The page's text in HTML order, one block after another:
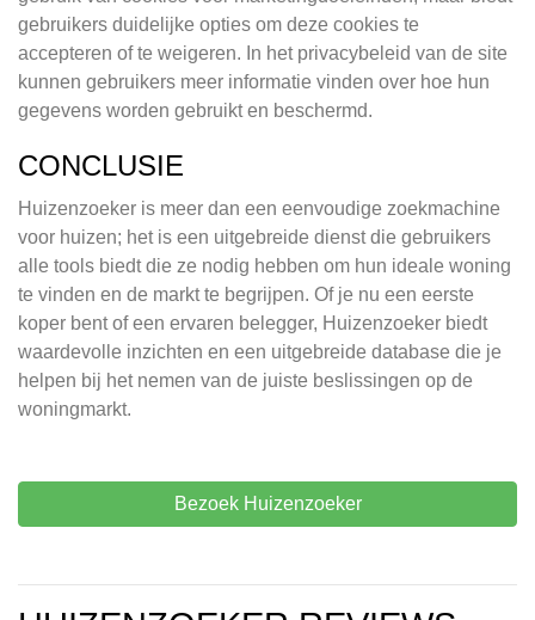
gebruikers duidelijke opties om deze cookies te
accepteren of te weigeren. In het privacybeleid van de site
kunnen gebruikers meer informatie vinden over hoe hun
gegevens worden gebruikt en beschermd.
CONCLUSIE
Huizenzoeker is meer dan een eenvoudige zoekmachine
voor huizen; het is een uitgebreide dienst die gebruikers
alle tools biedt die ze nodig hebben om hun ideale woning
te vinden en de markt te begrijpen. Of je nu een eerste
koper bent of een ervaren belegger, Huizenzoeker biedt
waardevolle inzichten en een uitgebreide database die je
helpen bij het nemen van de juiste beslissingen op de
woningmarkt.
Bezoek Huizenzoeker